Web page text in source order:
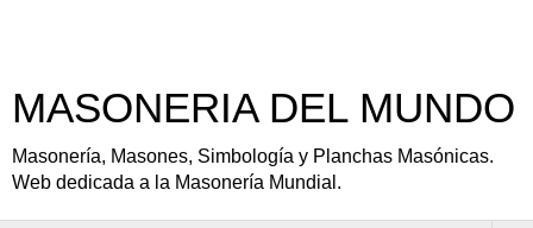
MASONERIA DEL MUNDO
Masonería, Masones, Simbología y Planchas Masónicas.
Web dedicada a la Masonería Mundial.